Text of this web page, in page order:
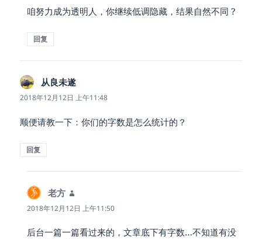
咱努力成为透明人，你继续低调隐藏，结果自然不同 ?
回复
从良未遂
道：
2018年12月12日 上午11:48
顺便请教一下：你们的字数是怎么统计的？
回复
老方
道：
2018年12月12日 上午11:50
后台一篇一篇看过来的，文章底下有字数…不知道有没